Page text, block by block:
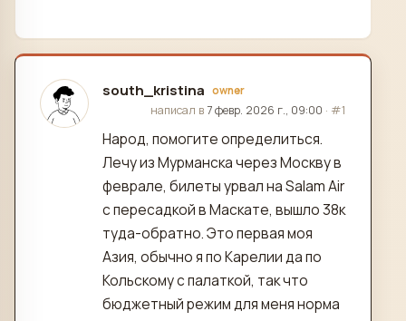
south_kristina owner
отредактировано
написал в7 февр. 2026 г., 09:00 · #1
Народ, помогите определиться.
Лечу из Мурманска через Москву в
феврале, билеты урвал на Salam Air
с пересадкой в Маскате, вышло 38к
туда-обратно. Это первая моя
Азия, обычно я по Карелии да по
Кольскому с палаткой, так что
бюджетный режим для меня норма